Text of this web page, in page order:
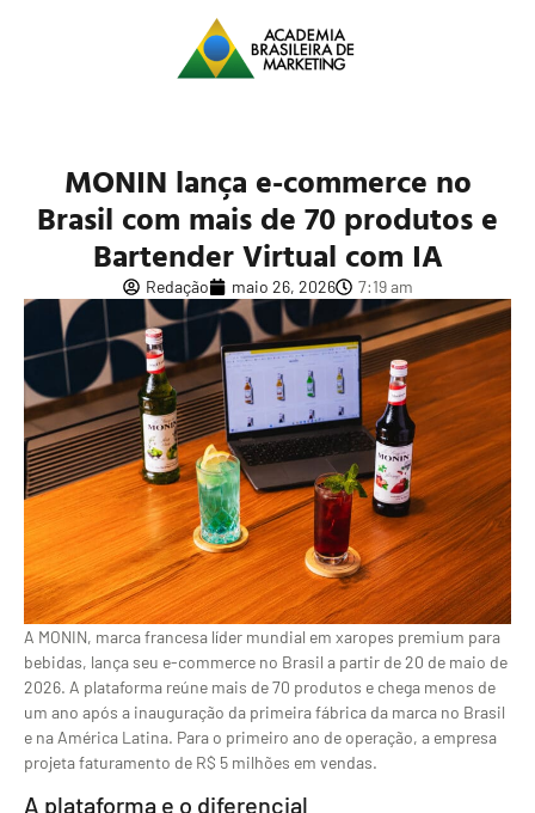
MONIN lança e-commerce no
Brasil com mais de 70 produtos e
Bartender Virtual com IA
Redação maio 26, 2026 7:19 am
A MONIN, marca francesa líder mundial em xaropes premium para
bebidas, lança seu e-commerce no Brasil a partir de 20 de maio de
2026. A plataforma reúne mais de 70 produtos e chega menos de
um ano após a inauguração da primeira fábrica da marca no Brasil
e na América Latina. Para o primeiro ano de operação, a empresa
projeta faturamento de R$ 5 milhões em vendas.
A plataforma e o diferencial